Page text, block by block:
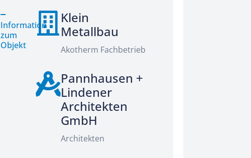
Information
zum
Objekt
Klein
Metallbau
Akotherm Fachbetrieb
Pannhausen +
Lindener
Architekten
GmbH
Architekten